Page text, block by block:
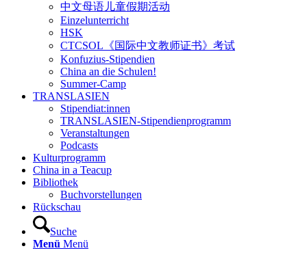
中文母语儿童假期活动
Einzelunterricht
HSK
CTCSOL《国际中文教师证书》考试
Konfuzius-Stipendien
China an die Schulen!
Summer-Camp
TRANSLASIEN
Stipendiat:innen
TRANSLASIEN-Stipendienprogramm
Veranstaltungen
Podcasts
Kulturprogramm
China in a Teacup
Bibliothek
Buchvorstellungen
Rückschau
Suche
Menü Menü